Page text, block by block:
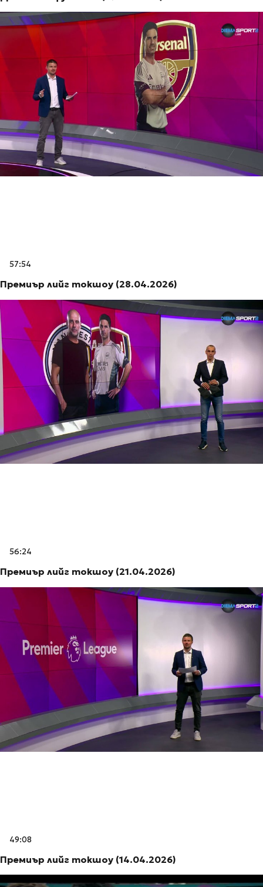
57:54
Премиър лийг токшоу (28.04.2026)
56:24
Премиър лийг токшоу (21.04.2026)
49:08
Премиър лийг токшоу (14.04.2026)